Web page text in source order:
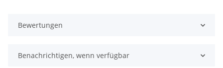
Bewertungen
Benachrichtigen, wenn verfügbar